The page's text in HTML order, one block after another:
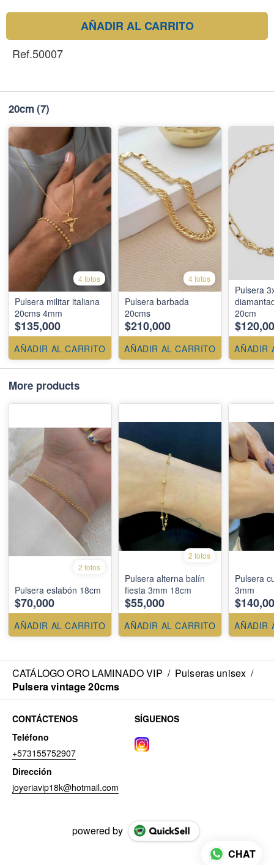
AÑADIR AL CARRITO
Ref.50007
20cm (7)
4 fotos
Pulsera militar italiana
20cms 4mm
$135,000
AÑADIR AL CARRITO
4 fotos
Pulsera barbada
20cms
$210,000
AÑADIR AL CARRITO
Pulsera
20cm
AÑADIR
More products
2 fotos
Pulsera eslabón 18cm
$70,000
AÑADIR AL CARRITO
2 fotos
Pulsera alterna balín
fiesta 3mm 18cm
$55,000
AÑADIR AL CARRITO
Pulsera
3mm
AÑADIR
CATÁLOGO ORO LAMINADO VIP / Pulseras unisex /
Pulsera vintage 20cms
CONTÁCTENOS
Teléfono
+573155752907
Dirección
joyeriavip18k@hotmail.com
SÍGUENOS
powered by
CHAT